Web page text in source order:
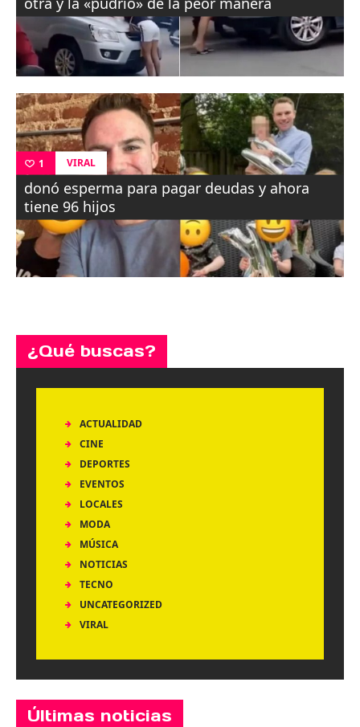
1 VIRAL
donó esperma para pagar deudas y ahora
tiene 96 hijos
¿Qué buscas?
ACTUALIDAD
CINE
DEPORTES
EVENTOS
LOCALES
MODA
MÚSICA
NOTICIAS
TECNO
UNCATEGORIZED
VIRAL
Últimas noticias